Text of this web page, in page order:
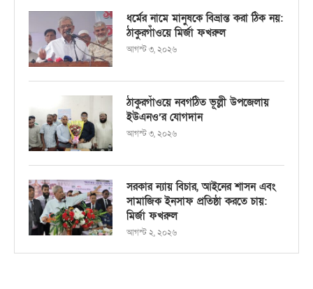
ধর্মের নামে মানুষকে বিভ্রান্ত করা ঠিক নয়:
ঠাকুরগাঁওয়ে মির্জা ফখরুল
আগস্ট ৩, ২০২৬
ঠাকুরগাঁওয়ে নবগঠিত ভূল্লী উপজেলায়
ইউএনও’র যোগদান
আগস্ট ৩, ২০২৬
সরকার ন্যায় বিচার, আইনের শাসন এবং
সামাজিক ইনসাফ প্রতিষ্ঠা করতে চায়:
মির্জা ফখরুল
আগস্ট ২, ২০২৬